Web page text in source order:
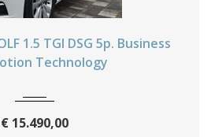
39000 Km
1.5 TGI DSG 5p. Business
Technology
€ 15.490,00